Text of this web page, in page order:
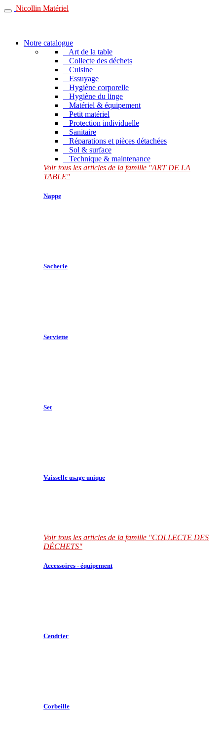
Nicollin Matériel
Notre catalogue
Art de la table
Collecte des déchets
Cuisine
Essuyage
Hygiène corporelle
Hygiène du linge
Matériel & équipement
Petit matériel
Protection individuelle
Sanitaire
Réparations et pièces détachées
Sol & surface
Technique & maintenance
Voir tous les articles de la famille "ART DE LA
TABLE"
Nappe
Sacherie
Serviette
Set
Vaisselle usage unique
Voir tous les articles de la famille "COLLECTE DES
DÉCHETS"
Accessoires - équipement
Cendrier
Corbeille